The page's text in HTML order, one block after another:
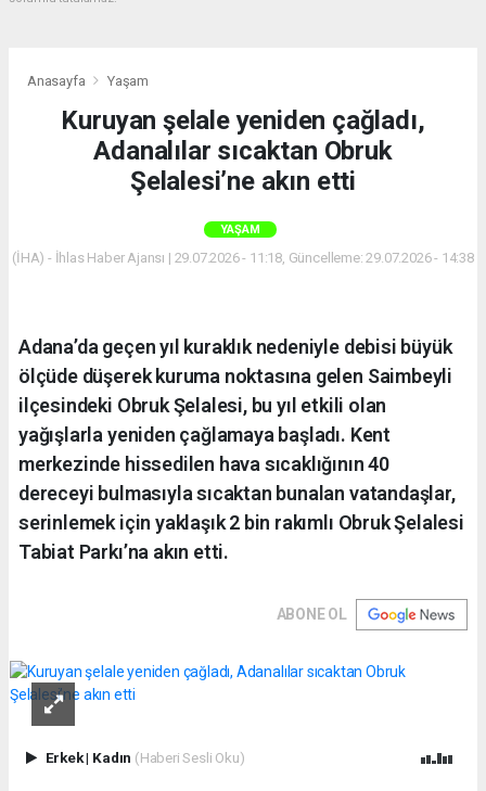
Anasayfa Yaşam
Kuruyan şelale yeniden çağladı,
Adanalılar sıcaktan Obruk
Şelalesi’ne akın etti
YAŞAM
(İHA) - İhlas Haber Ajansı | 29.07.2026 - 11:18, Güncelleme: 29.07.2026 - 14:38
Adana’da geçen yıl kuraklık nedeniyle debisi büyük
ölçüde düşerek kuruma noktasına gelen Saimbeyli
ilçesindeki Obruk Şelalesi, bu yıl etkili olan
yağışlarla yeniden çağlamaya başladı. Kent
merkezinde hissedilen hava sıcaklığının 40
dereceyi bulmasıyla sıcaktan bunalan vatandaşlar,
serinlemek için yaklaşık 2 bin rakımlı Obruk Şelalesi
Tabiat Parkı’na akın etti.
ABONE OL
Erkek| Kadın (Haberi Sesli Oku)